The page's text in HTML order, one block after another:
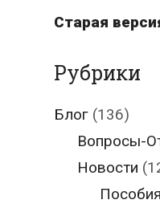
Старая
Рубрики
Блог (136)
Вопросы-
Новости
Пособия